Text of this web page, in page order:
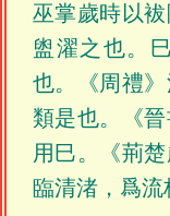
巫掌歲時以
盥濯之也。
也。《周禮
類是也。《
用巳。《荊
臨清渚，爲流